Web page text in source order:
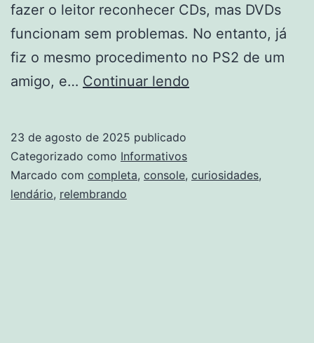
fazer o leitor reconhecer CDs, mas DVDs
funcionam sem problemas. No entanto, já
fiz o mesmo procedimento no PS2 de um
amigo, e… Continuar lendo
relembrando
23 de agosto de 2025 publicado
Categorizado como Informativos
Marcado com completa, console, curiosidades,
lendário, relembrando